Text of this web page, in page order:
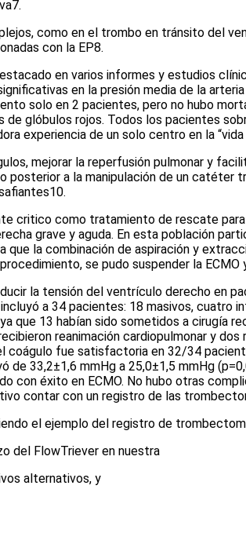
7.
como en el trombo en tránsito del
con la EP8.
en varios informes y estudios
en la presión media de la
solo en 2 pacientes, pero no hubo
glóbulos rojos. Todos los pacientes
experiencia de un solo centro en la “vida
mejorar la reperfusión pulmonar y
a la manipulación de un
10.
critico como tratamiento de rescate
grave y aguda. En esta población
la combinación de aspiración y
se pudo suspender la
la tensión del ventrículo derecho en
incluyó a 34 pacientes: 18 masivos, cuatro
que 13 habían sido sometidos a cirugía
reanimación cardiopulmonar y
coágulo fue satisfactoria en 32/34
de 33,2±1,6 mmHg a 25,0±1,5 mmHg
con éxito en ECMO. No hubo otras
contar con un registro de las
el ejemplo del registro de
del FlowTriever en nuestra
alternativos, y